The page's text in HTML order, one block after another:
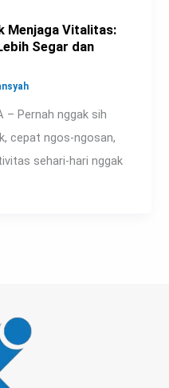
Menjaga Vitalitas:
Segar dan
– Pernah nggak sih
cepat ngos-ngosan,
sehari-hari nggak